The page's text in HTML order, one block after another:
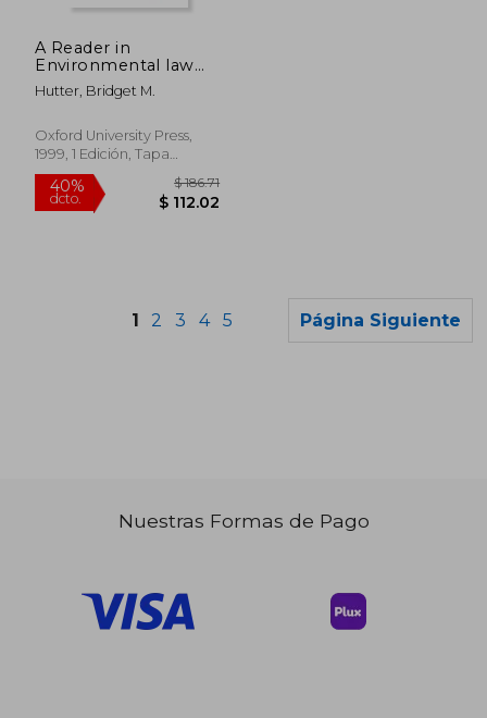
40%
A Reader in
Environmental law
(Oxford Readings in
Socio-Legal Studies)
Hutter, Bridget M.
Oxford University Press,
1999, 1 Edición, Tapa
Blanda, Nuevo
1 2 3 4 5 Página Siguiente
Nuestras Formas de Pago